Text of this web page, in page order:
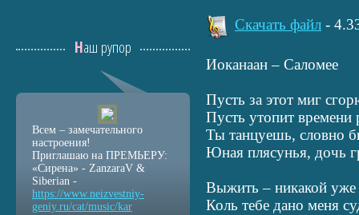
Play /
pause
Скачать файл -
Иоканаан – Саломее
Пусть за этот миг
Пусть утопит времени
Ты танцуешь, словно
Юная плясунья, дочь
Выжить – никакой
Коль тебе дано меня
Наш рупор
Всем – замечательного
настроения!
Приглашаю на ПРЕМЬЕРУ:
«Сирена» - ZanzaraV &
Siberian -
https://www.neizvestniy-
geniy.ru/cat/music/kar